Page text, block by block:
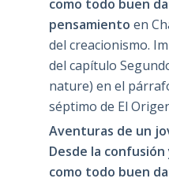
como todo buen
pensamiento en
del creacionismo.
del capítulo
nature) en el
séptimo de El
Aventuras de un
Desde la
como todo buen